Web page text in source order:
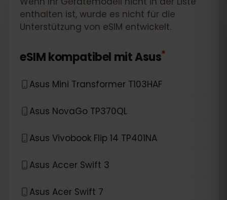
enthalten ist, wurde es nicht für die
Unterstützung von eSIM entwickelt.
eSIM kompatibel mitAsus*
Asus Mini Transformer T103HAF
Asus NovaGo TP370QL
Asus Vivobook Flip 14 TP401NA
Asus Accer Swift 3
Asus Acer Swift 7